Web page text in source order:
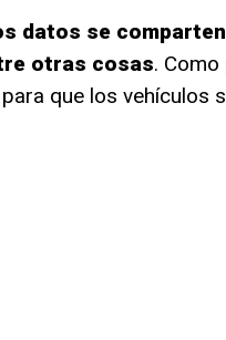
datos se
otras cosas.
que los vehículos